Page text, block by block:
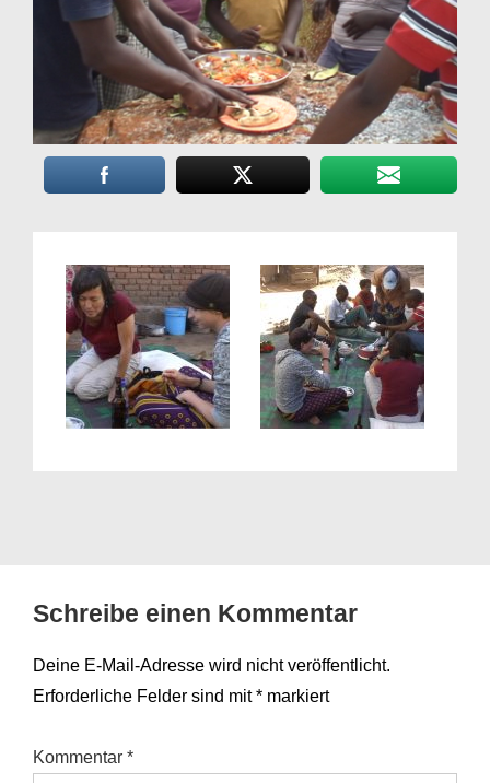
Schreibe einen Kommentar
Deine E-Mail-Adresse wird nicht veröffentlicht.
Erforderliche Felder sind mit* markiert
Kommentar *